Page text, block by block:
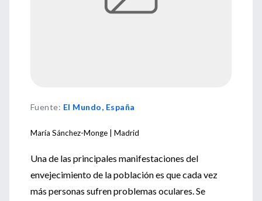
Fuente: El Mundo, España
María Sánchez-Monge | Madrid
Una de las principales manifestaciones del
envejecimiento de la población es que cada vez
más personas sufren problemas oculares. Se